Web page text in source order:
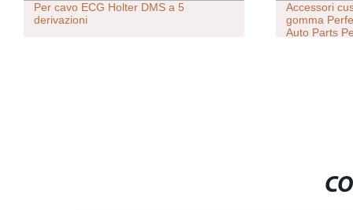
Accessori cuscinetti per sospensioni in
gomma Perfectrail 2202030-P00 Car
Purezza
120068-37-
sicuro